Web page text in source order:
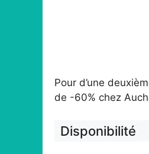
Pour d’une
de -60% chez
Disponibilité